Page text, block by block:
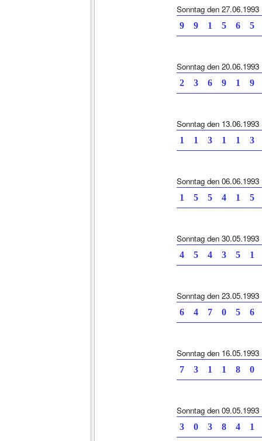
Sonntag den 27.06.1993
9 9 1 5 6
Sonntag den 20.06.1993
2 3 6 9 1
Sonntag den 13.06.1993
1 1 3 1 1
Sonntag den 06.06.1993
1 5 5 4 1
Sonntag den 30.05.1993
4 5 4 3 5
Sonntag den 23.05.1993
6 4 7 0 5
Sonntag den 16.05.1993
7 3 1 1 8
Sonntag den 09.05.1993
3 0 3 8 4